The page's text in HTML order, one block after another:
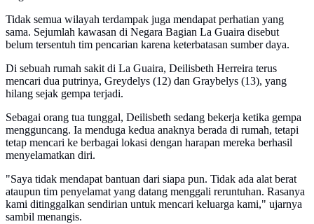
Tidak semua wilayah terdampak juga mendapat perhatian yang
sama. Sejumlah kawasan di Negara Bagian La Guaira disebut
belum tersentuh tim pencarian karena keterbatasan sumber daya.
Di sebuah rumah sakit di La Guaira, Deilisbeth Herreira terus
mencari dua putrinya, Greydelys (12) dan Graybelys (13), yang
hilang sejak gempa terjadi.
Sebagai orang tua tunggal, Deilisbeth sedang bekerja ketika gempa
mengguncang. Ia menduga kedua anaknya berada di rumah, tetapi
tetap mencari ke berbagai lokasi dengan harapan mereka berhasil
menyelamatkan diri.
"Saya tidak mendapat bantuan dari siapa pun. Tidak ada alat berat
ataupun tim penyelamat yang datang menggali reruntuhan. Rasanya
kami ditinggalkan sendirian untuk mencari keluarga kami," ujarnya
sambil menangis.